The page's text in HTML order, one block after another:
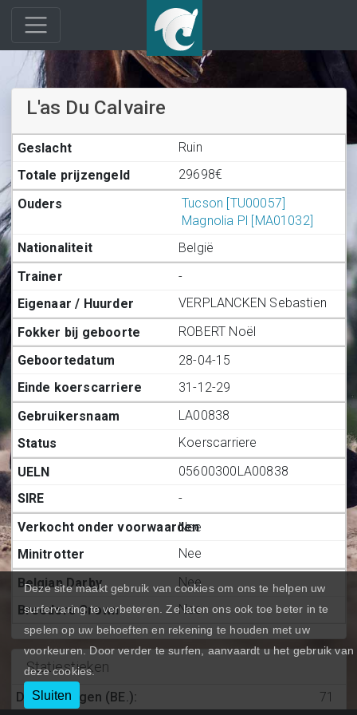
L'as Du Calvaire
Ruin
29698€
Tucson [TU00057]
Magnolia Pl [MA01032]
België
-
VERPLANCKEN Sebastien
ROBERT Noël
28-04-15
31-12-29
LA00838
Koerscarriere
05600300LA00838
-
Nee
Nee
Nee
Nee
Statiestieken
Deelnemingen (BE.): 71
Deze site maakt gebruik van cookies om ons te helpen uw
surfervaring te verbeteren. Ze laten ons ook toe beter in te
spelen op uw behoeften en rekening te houden met uw
voorkeuren. Door verder te surfen, aanvaardt u het gebruik van
deze cookies.
Sluiten